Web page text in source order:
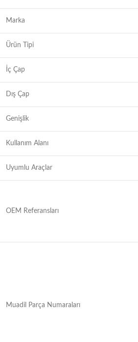
Marka
Ürün Tipi
İç Çap
Dış Çap
Genişlik
Kullanım Alanı
Uyumlu Araçlar
OEM Referansları
Muadil Parça Numaraları